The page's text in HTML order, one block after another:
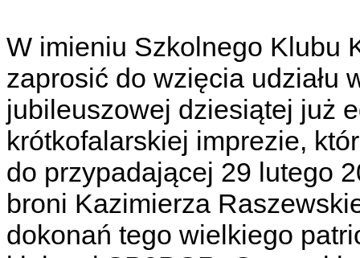
W imieniu Szkolnego Klubu
zaprosić do wzięcia udziału
jubileuszowej dziesiątej już
krótkofalarskiej imprezie,
do przypadającej 29 lutego
broni Kazimierza
dokonań tego wielkiego